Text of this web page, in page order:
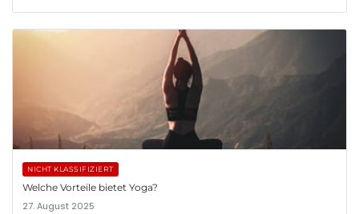
NICHT KLASSIFIZIERT
Welche Vorteile bietet Yoga?
27. August 2025